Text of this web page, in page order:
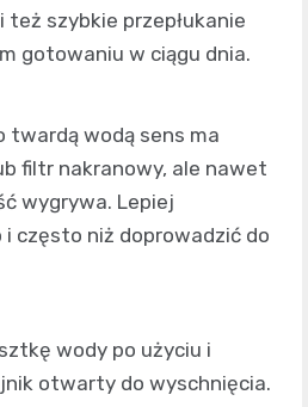
też szybkie przepłukanie
gotowaniu w ciągu dnia.
twardą wodą sens ma
filtr nakranowy, ale nawet
wygrywa. Lepiej
często niż doprowadzić do
wody po użyciu i
otwarty do wyschnięcia.